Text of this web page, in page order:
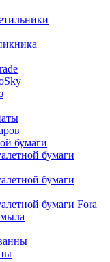
бумаги
бумаги
бумаги
бумаги Fora